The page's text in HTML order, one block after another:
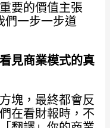
要的價值主張
一步一步道
見商業模式的真
塊，最終都會反
在看財報時，不